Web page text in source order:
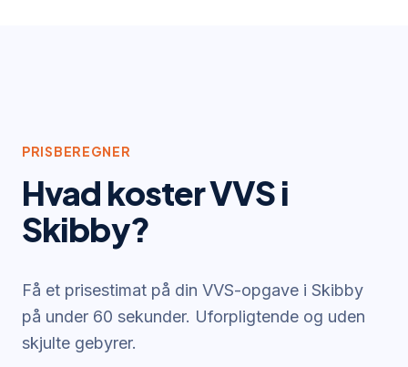
PRISBEREGNER
Hvad koster VVS i
Skibby?
Få et prisestimat på din VVS-opgave i Skibby
på under 60 sekunder. Uforpligtende og uden
skjulte gebyrer.